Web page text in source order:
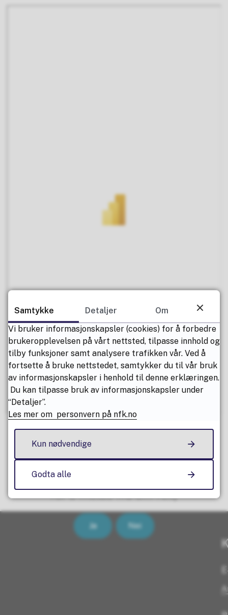
Fant du det du lette etter? (Trykk nei
for å melde fra om feil)
Ja Nei
Samtykke Detaljer
Om
Vi bruker informasjonskapsler (cookies) for å forbedre
brukeropplevelsen på vårt nettsted, tilpasse innhold og
tilby funksjoner samt analysere trafikken vår. Ved å
fortsette å bruke nettstedet, samtykker du til vår bruk
av informasjonskapsler i henhold til denne erklæringen.
Du kan tilpasse bruk av informasjonskapsler under
“Detaljer”.
Les mer om personvern på nfk.no
Kun nødvendige
Godta alle